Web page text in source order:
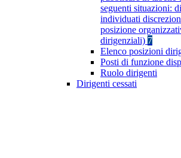
seguenti situazioni:
individuati
posizione
dirigenziali) 7
Elenco posizioni
Posti di funzione
Ruolo dirigenti
Dirigenti cessati